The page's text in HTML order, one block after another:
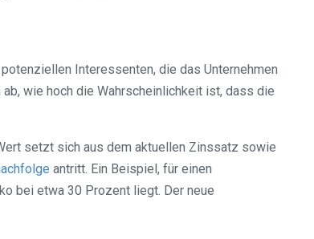
Interessenten, die das Unternehmen
wie hoch die Wahrscheinlichkeit ist, dass die
setzt sich aus dem aktuellen Zinssatz sowie
antritt. Ein Beispiel, für einen
bei etwa 30 Prozent liegt. Der neue